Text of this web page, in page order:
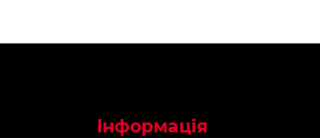
Інформація